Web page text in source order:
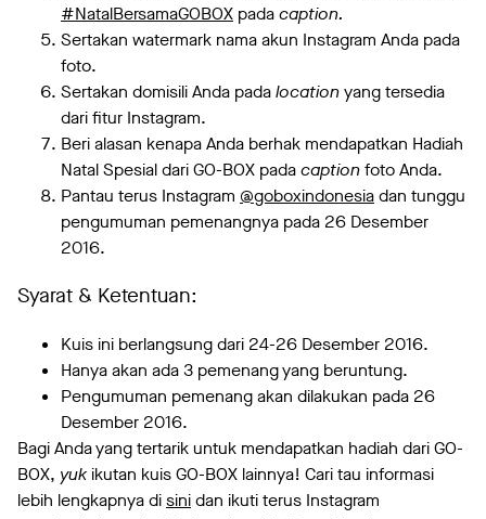
#NatalBersamaGOBOX padacaption.
Sertakan watermark nama akun Instagram Anda pada
foto.
Sertakan domisili Anda padalocationyang tersedia
dari fitur Instagram.
Beri alasan kenapa Anda berhak mendapatkan Hadiah
Natal Spesial dari GO-BOX padacaptionfoto Anda.
Pantau terus Instagram @goboxindonesiadan tunggu
pengumuman pemenangnya pada 26 Desember
2016.
Syarat & Ketentuan:
Kuis ini berlangsung dari 24-26 Desember 2016.
Hanya akan ada 3 pemenang yang beruntung.
Pengumuman pemenang akan dilakukan pada 26
Desember 2016.
Bagi Anda yang tertarik untuk mendapatkan hadiah dari GO-
BOX, yuk ikutan kuis GO-BOX lainnya! Cari tau informasi
lebih lengkapnya disinidan ikuti terus Instagram